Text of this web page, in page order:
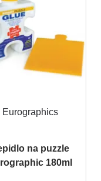
Eurographics
na puzzle
180ml